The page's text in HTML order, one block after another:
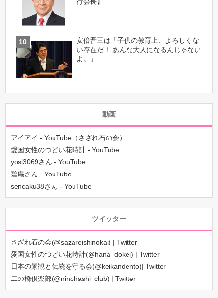
安倍晋三は「子供の教育上、よろしくな
い存在だ！ あんな大人になるんじゃない
よ。」
動画
アイアイ - YouTube（さざれ石の会）
愛国女性のつどい花時計 - YouTube
yosi3069さん - YouTube
碧庵さん - YouTube
sencaku38さん - YouTube
ツイッター
さざれ石の会(@sazareishinokai) | Twitter
愛国女性のつどい花時計(@hana_dokei) | Twitter
日本の景観と伝統を守る会(@keikandento)| Twitter
二の橋倶楽部(@ninohashi_club) | Twitter